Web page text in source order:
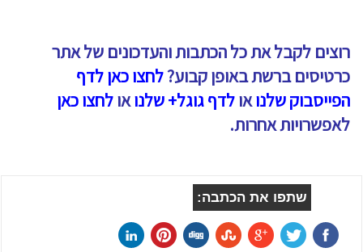
רוצים לקבל את כל הכתבות והעדכונים של אתר
כרטיסים ברשת באופן קבוע?לחצו כאן לדף
הפייסבוק שלנואולדף גוגל+ שלנואולחצו כאן
לאפשרויות אחרות.
שתפו את הכתבה: